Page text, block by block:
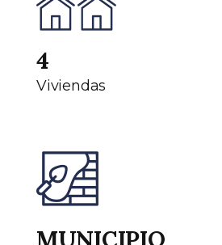
4
Viviendas